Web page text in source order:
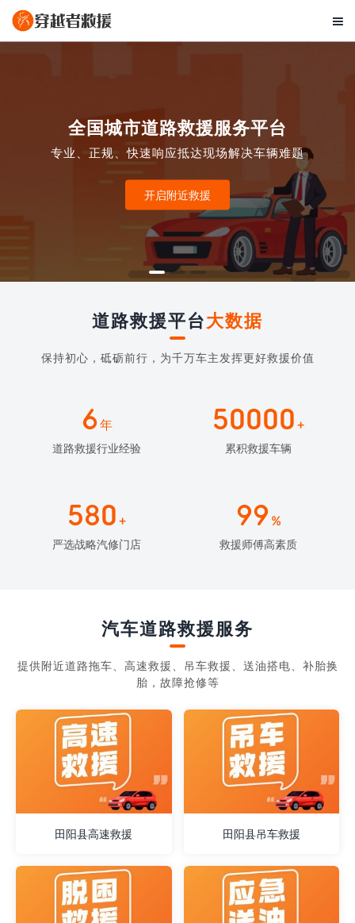

全国城市道路救援服务平台
专业、正规、快速响应抵达现场解决车辆难题
开启附近救援
道路救援平台大数据
保持初心，砥砺前行，为千万车主发挥更好救援价值
6年
道路救援行业经验
50000 +
累积救援车辆
580 +
严选战略汽修门店
99 %
救援师傅高素质
汽车道路救援服务
提供附近道路拖车、高速救援、吊车救援、送油搭电、补胎换
胎，故障抢修等
田阳县高速救援 田阳县吊车救援